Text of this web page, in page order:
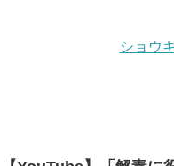
ショウ